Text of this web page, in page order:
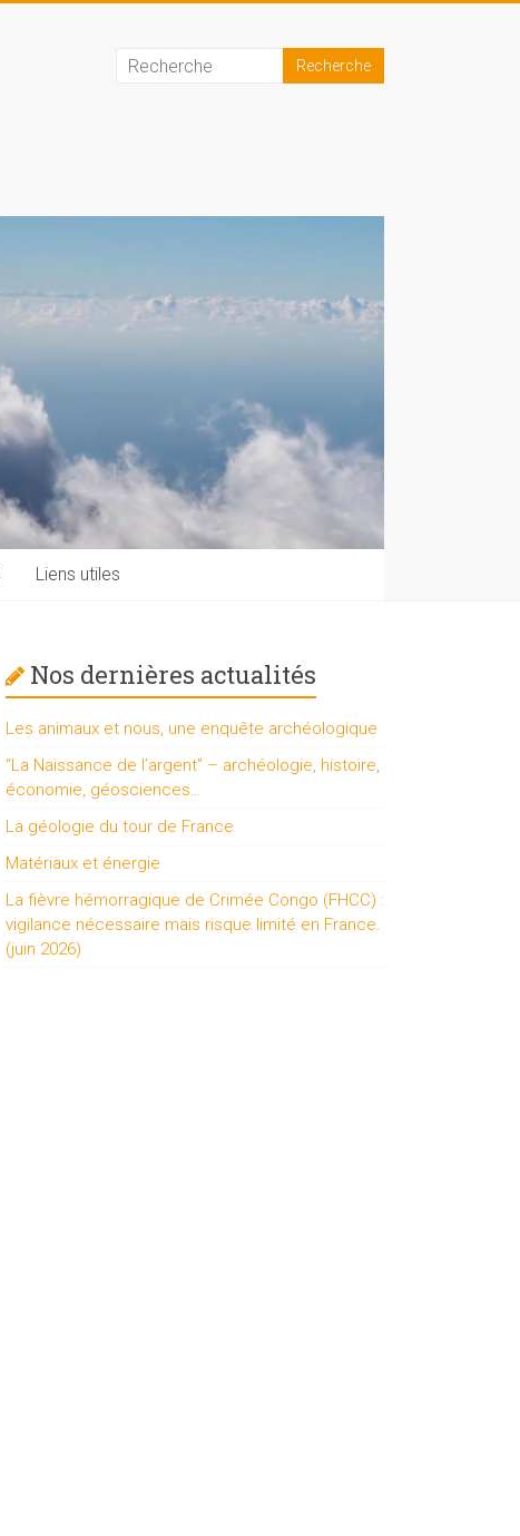
Liens utiles
Nos dernières actualités
Les animaux et nous, une enquête archéologique
“La Naissance de l’argent” – archéologie, histoire,
économie, géosciences…
La géologie du tour de France
Matériaux et énergie
La fièvre hémorragique de Crimée Congo (FHCC) :
vigilance nécessaire mais risque limité en France.
(juin 2026)